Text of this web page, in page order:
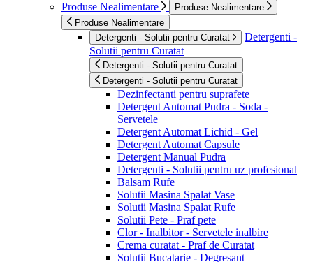
Produse Nealimentare
Produse Nealimentare
Produse Nealimentare
Detergenti - Solutii pentru Curatat
Detergenti -
Solutii pentru Curatat
Detergenti - Solutii pentru Curatat
Detergenti - Solutii pentru Curatat
Dezinfectanti pentru suprafete
Detergent Automat Pudra - Soda -
Servetele
Detergent Automat Lichid - Gel
Detergent Automat Capsule
Detergent Manual Pudra
Detergenti - Solutii pentru uz profesional
Balsam Rufe
Solutii Masina Spalat Vase
Solutii Masina Spalat Rufe
Solutii Pete - Praf pete
Clor - Inalbitor - Servetele inalbire
Crema curatat - Praf de Curatat
Solutii Bucatarie - Degresant